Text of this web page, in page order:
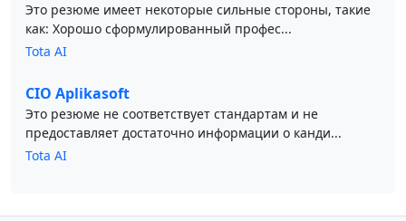
Это резюме имеет некоторые сильные стороны, такие
как: Хорошо сформулированный профес...
Tota AI
CIO Aplikasoft
Это резюме не соответствует стандартам и не
предоставляет достаточно информации о канди...
Tota AI